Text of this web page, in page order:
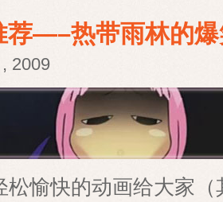
荐—–热带雨林的
2009
松愉快的动画给大家